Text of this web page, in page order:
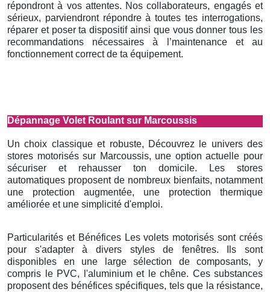
répondront à vos attentes. Nos collaborateurs, engagés et
sérieux, parviendront répondre à toutes tes interrogations,
réparer et poser ta dispositif ainsi que vous donner tous les
recommandations nécessaires à l’maintenance et au
fonctionnement correct de ta équipement.
Dépannage Volet Roulant sur Marcoussis
Un choix classique et robuste, Découvrez le univers des
stores motorisés sur Marcoussis, une option actuelle pour
sécuriser et rehausser ton domicile. Les stores
automatiques proposent de nombreux bienfaits, notamment
une protection augmentée, une protection thermique
améliorée et une simplicité d'emploi.
Particularités et Bénéfices Les volets motorisés sont créés
pour s'adapter à divers styles de fenêtres. Ils sont
disponibles en une large sélection de composants, y
compris le PVC, l'aluminium et le chêne. Ces substances
proposent des bénéfices spécifiques, tels que la résistance,